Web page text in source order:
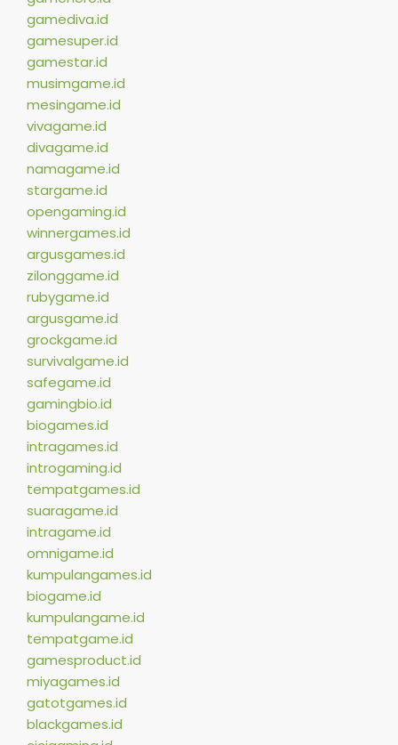
gamediva.id
gamesuper.id
gamestar.id
musimgame.id
mesingame.id
vivagame.id
divagame.id
namagame.id
stargame.id
opengaming.id
winnergames.id
argusgames.id
zilonggame.id
rubygame.id
argusgame.id
grockgame.id
survivalgame.id
safegame.id
gamingbio.id
biogames.id
intragames.id
introgaming.id
tempatgames.id
suaragame.id
intragame.id
omnigame.id
kumpulangames.id
biogame.id
kumpulangame.id
tempatgame.id
gamesproduct.id
miyagames.id
gatotgames.id
blackgames.id